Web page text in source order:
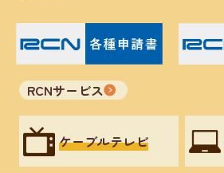
RCNサービス
ケーブルテレビ